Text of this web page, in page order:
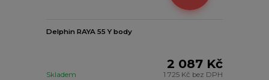
Delphin RAYA 55 Y body
2 087 Kč
1 725 Kč bez DPH
Skladem